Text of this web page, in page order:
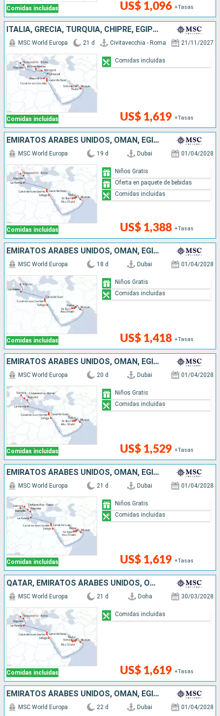
Comidas incluidas US$ 1,096 +Tasas
ITALIA, GRECIA, TURQUÍA, CHIPRE, EGIPTO, OMAN, QATAR, EMIRATOS ÁRABES UNIDOS
Comidas incluidas
MSC World Europa 21 d Civitavecchia - Roma 21/11/2027
US$ 1,619 +Tasas
Comidas incluidas
EMIRATOS ÁRABES UNIDOS, OMAN, EGIPTO, MALTA, ITALIA
Comidas incluidas
MSC World Europa 19 d Dubai 01/04/2028
US$ 1,388 +Tasas
Niños Gratis
Oferta en paquete de bebidas
Comidas incluidas
EMIRATOS ÁRABES UNIDOS, OMAN, EGIPTO, MALTA, ITALIA
Comidas incluidas
MSC World Europa 18 d Dubai 01/04/2028
US$ 1,418 +Tasas
Niños Gratis
Comidas incluidas
EMIRATOS ÁRABES UNIDOS, OMAN, EGIPTO, MALTA, ITALIA
Comidas incluidas
MSC World Europa 20 d Dubai 01/04/2028
US$ 1,529 +Tasas
Niños Gratis
Comidas incluidas
EMIRATOS ÁRABES UNIDOS, OMAN, EGIPTO, MALTA, ITALIA, FRANCIA
Comidas incluidas
MSC World Europa 21 d Dubai 01/04/2028
US$ 1,619 +Tasas
Niños Gratis
Comidas incluidas
QATAR, EMIRATOS ÁRABES UNIDOS, OMAN, EGIPTO, MALTA, ITALIA
Comidas incluidas
MSC World Europa 21 d Doha 30/03/2028
US$ 1,619 +Tasas
Comidas incluidas
EMIRATOS ÁRABES UNIDOS, OMAN, EGIPTO, MALTA, ITALIA, FRANCIA, ESPAÑA
MSC World Europa 22 d Dubai 01/04/2028